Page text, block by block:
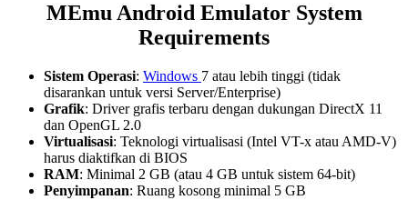
MEmu Android Emulator System
Requirements
Sistem Operasi: Windows 7 atau lebih tinggi (tidak
disarankan untuk versi Server/Enterprise)
Grafik: Driver grafis terbaru dengan dukungan DirectX 11
dan OpenGL 2.0
Virtualisasi: Teknologi virtualisasi (Intel VT-x atau AMD-V)
harus diaktifkan di BIOS
RAM: Minimal 2 GB (atau 4 GB untuk sistem 64-bit)
Penyimpanan: Ruang kosong minimal 5 GB